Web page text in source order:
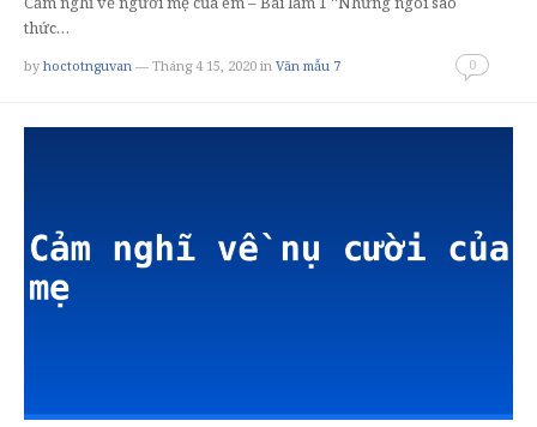
thức…
by hoctotnguvan — Tháng 4 15, 2020 in Văn mẫu 7 0